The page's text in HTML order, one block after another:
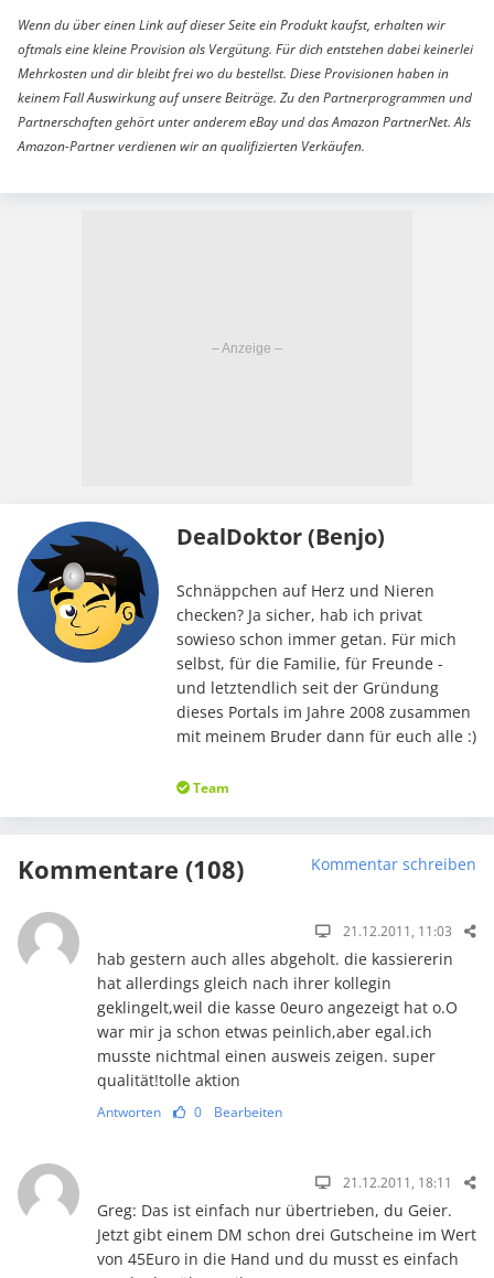
Wenn du über einen Link auf dieser Seite ein Produkt kaufst, erhalten wir
oftmals eine kleine Provision als Vergütung. Für dich entstehen dabei keinerlei
Mehrkosten und dir bleibt frei wo du bestellst. Diese Provisionen haben in
keinem Fall Auswirkung auf unsere Beiträge. Zu den Partnerprogrammen und
Partnerschaften gehört unter anderem eBay und das Amazon PartnerNet. Als
Amazon-Partner verdienen wir an qualifizierten Verkäufen.
DealDoktor (Benjo)
Schnäppchen auf Herz und Nieren
checken? Ja sicher, hab ich privat
sowieso schon immer getan. Für mich
selbst, für die Familie, für Freunde -
und letztendlich seit der Gründung
dieses Portals im Jahre 2008 zusammen
mit meinem Bruder dann für euch alle :)
Team
Kommentare (108) Kommentar schreiben
21.12.2011, 11:03
hab gestern auch alles abgeholt. die kassiererin
hat allerdings gleich nach ihrer kollegin
geklingelt,weil die kasse 0euro angezeigt hat o.O
war mir ja schon etwas peinlich,aber egal.ich
musste nichtmal einen ausweis zeigen. super
qualität!tolle aktion
Antworten 0 Bearbeiten
21.12.2011, 18:11
Greg: Das ist einfach nur übertrieben, du Geier.
Jetzt gibt einem DM schon drei Gutscheine im Wert
von 45Euro in die Hand und du musst es einfach